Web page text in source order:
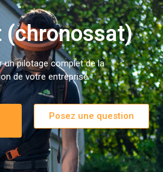
(chronossat)
un pilotage complet de la
de votre entreprise
Posez une question